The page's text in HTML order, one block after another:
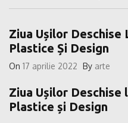
Ziua Ușilor
Plastice Și Design
On 17 aprilie 2022 By arte
Ziua Ușilor
Plastice și Design